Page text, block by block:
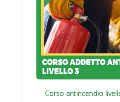
Corso antincendio